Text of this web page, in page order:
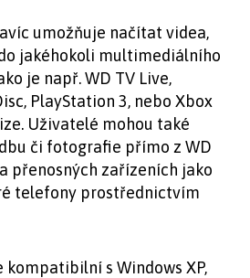
umožňuje načítat videa,
jakéhokoli multimediálního
je např. WD TV Live,
PlayStation 3, nebo Xbox
Uživatelé mohou také
či fotografie přímo z WD
přenosných zařízeních jako
telefony prostřednictvím
kompatibilní s Windows XP,